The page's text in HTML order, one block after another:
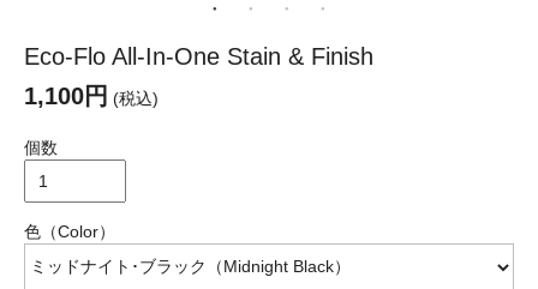
Eco-Flo All-In-One Stain & Finish
1,100円 (税込)
個数
色（Color）